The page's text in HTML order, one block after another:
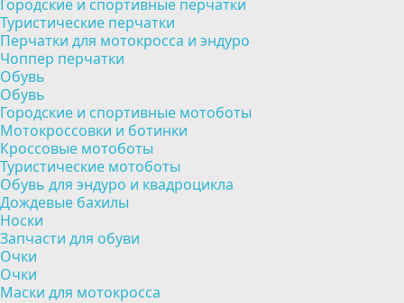
Городские и спортивные перчатки
Туристические перчатки
Перчатки для мотокросса и эндуро
Чоппер перчатки
Обувь
Обувь
Городские и спортивные мотоботы
Мотокроссовки и ботинки
Кроссовые мотоботы
Туристические мотоботы
Обувь для эндуро и квадроцикла
Дождевые бахилы
Носки
Запчасти для обуви
Очки
Очки
Маски для мотокросса